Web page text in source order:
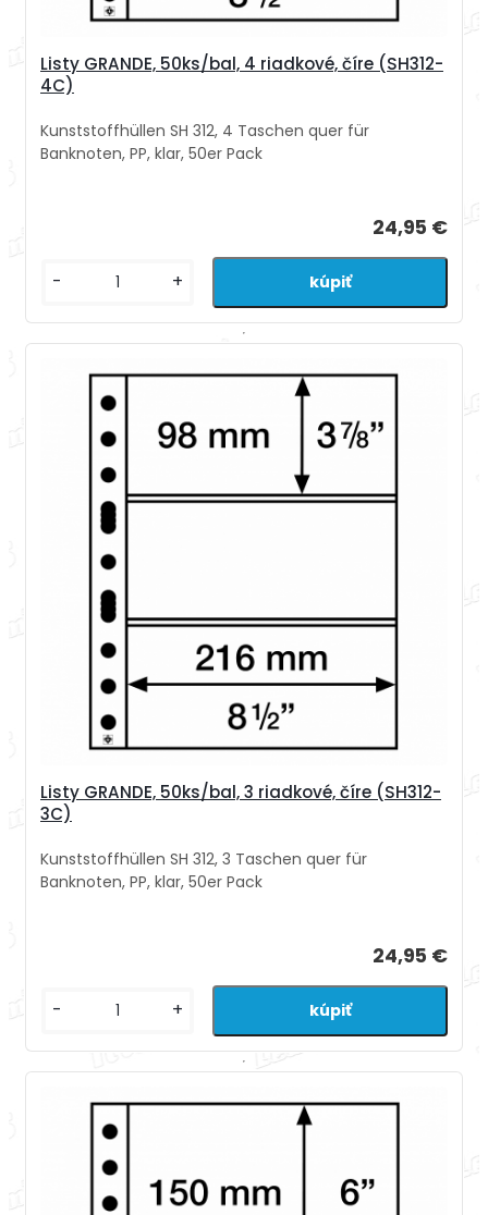
Listy GRANDE, 50ks/bal, 4 riadkové, číre (SH312-
4C)
Kunststoffhüllen SH 312, 4 Taschen quer für
Banknoten, PP, klar, 50er Pack
24,95 €
- +
Listy GRANDE, 50ks/bal, 3 riadkové, číre (SH312-
3C)
Kunststoffhüllen SH 312, 3 Taschen quer für
Banknoten, PP, klar, 50er Pack
24,95 €
- +